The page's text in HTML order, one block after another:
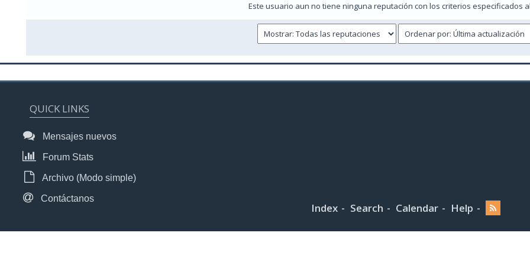
Este usuario aun no tiene ninguna reputación con los criterios especificados
QUICK LINKS
Mensajes nuevos
Forum Stats
Archivo (Modo simple)
Contáctanos
Index Search Calendar Help